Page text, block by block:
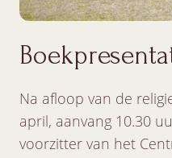
Na afloop van de
april, aanvang 10.30
voorzitter van het